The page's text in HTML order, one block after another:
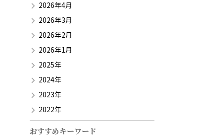
2026年4月
2026年3月
2026年2月
2026年1月
2025年
2024年
2023年
2022年
おすすめキーワード